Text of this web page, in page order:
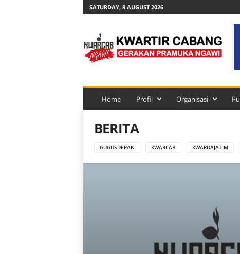
SATURDAY, 8 AUGUST 2026
a
r
b
g
Home Profil Organisasi
BERITA
GUGUSDEPAN KWARCAB KWARDAJATIM